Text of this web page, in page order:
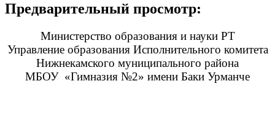
Предварительный просмотр:
Министерство образования и науки РТ
Управление образования Исполнительного комитета
Нижнекамского муниципального района
МБОУ «Гимназия №2» имени Баки Урманче